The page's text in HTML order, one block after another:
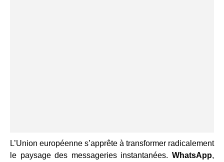
L’Union européenne s’apprête à transformer radicalement
le paysage des messageries instantanées. WhatsApp,